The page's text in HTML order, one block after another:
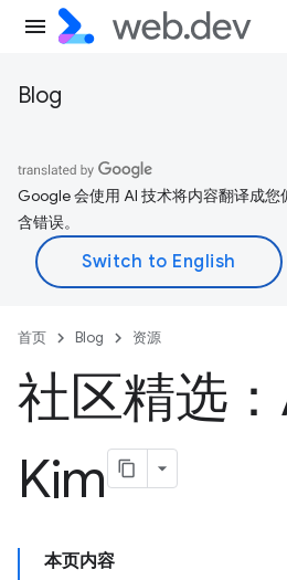
Blog
Google 会使用 AI 技术将内容翻译成
含错误。
首页 Blog 资源
社区精选
Kim
本页内容